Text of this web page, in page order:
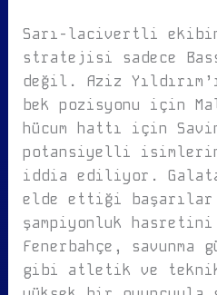
Sarı-lacivertli
stratejisi sadece
değil. Aziz
bek pozisyonu için
hücum hattı için
potansiyelli
iddia ediliyor.
elde ettiği başarılar
şampiyonluk
Fenerbahçe, savunma
gibi atletik ve